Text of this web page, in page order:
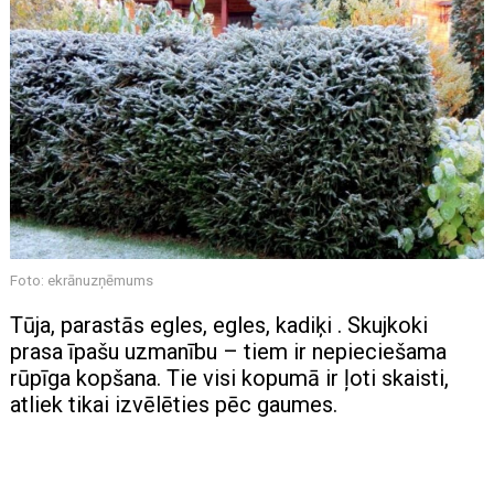
Foto: ekrānuzņēmums
Tūja, parastās egles, egles, kadiķi . Skujkoki
prasa īpašu uzmanību – tiem ir nepieciešama
rūpīga kopšana. Tie visi kopumā ir ļoti skaisti,
atliek tikai izvēlēties pēc gaumes.